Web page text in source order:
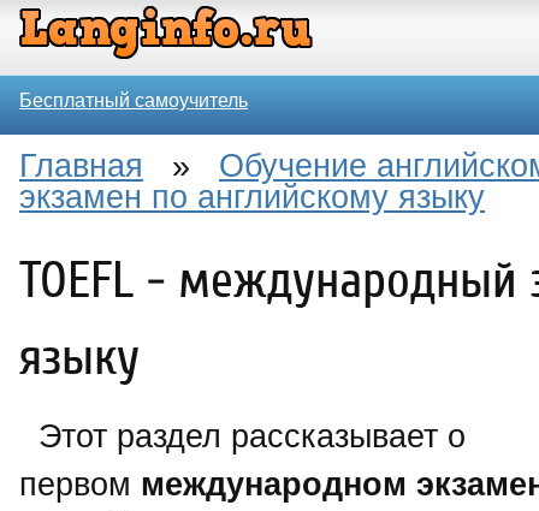
Бесплатный самоучитель
Главная » Обучение
экзамен по английскому языку
TOEFL - международный
языку
Этот раздел рассказывает о
первом международном